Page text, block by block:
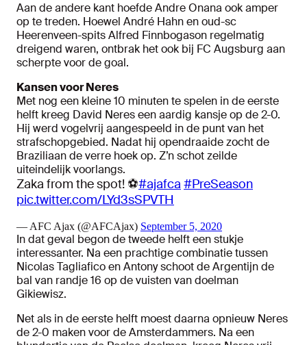
Aan de andere kant hoefde Andre Onana ook amper
op te treden. Hoewel André Hahn en oud-sc
Heerenveen-spits Alfred Finnbogason regelmatig
dreigend waren, ontbrak het ook bij FC Augsburg aan
scherpte voor de goal.
Kansen voor Neres
Met nog een kleine 10 minuten te spelen in de eerste
helft kreeg David Neres een aardig kansje op de 2-0.
Hij werd vogelvrij aangespeeld in de punt van het
strafschopgebied. Nadat hij opendraaide zocht de
Braziliaan de verre hoek op. Z’n schot zeilde
uiteindelijk voorlangs.
Zaka from the spot! ⚽️#ajafca #PreSeason
pic.twitter.com/LYd3sSPVTH
— AFC Ajax (@AFCAjax) September 5, 2020
In dat geval begon de tweede helft een stukje
interessanter. Na een prachtige combinatie tussen
Nicolas Tagliafico en Antony schoot de Argentijn de
bal van randje 16 op de vuisten van doelman
Gikiewisz.
Net als in de eerste helft moest daarna opnieuw Neres
de 2-0 maken voor de Amsterdammers. Na een